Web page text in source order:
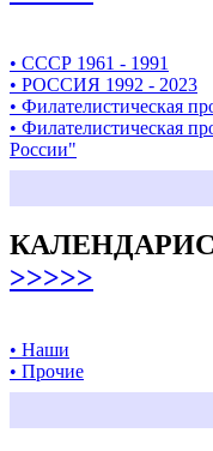
• СССР 1961 - 1991
• РОССИЯ 1992 - 2023
• Филателистическая
• Филателистическая
России"
>>>>>
• Наши
• Прочие